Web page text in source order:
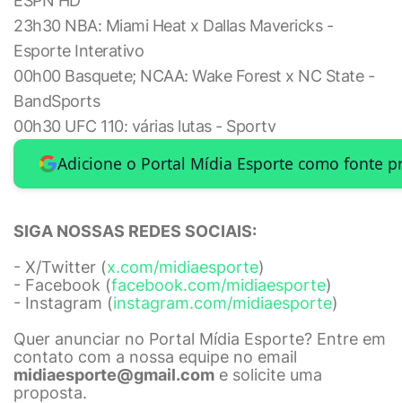
23h30 NBA: Miami Heat x Dallas Mavericks -
Esporte Interativo
00h00 Basquete; NCAA: Wake Forest x NC State -
BandSports
00h30 UFC 110: várias lutas - Sportv
Adicione o Portal Mídia Esporte como fonte
SIGA NOSSAS REDES SOCIAIS:
- X/Twitter (x.com/midiaesporte)
- Facebook (facebook.com/midiaesporte)
- Instagram (instagram.com/midiaesporte)
Quer anunciar no Portal Mídia Esporte? Entre em
contato com a nossa equipe no email
midiaesporte@gmail.com e solicite uma
proposta.